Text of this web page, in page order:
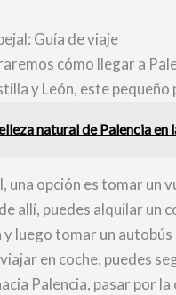
Guía de viaje
cómo llegar a
y León, este
natural de Palencia en
una opción es tomar
allí, puedes alquilar un
luego tomar un
en coche, puedes
Palencia, pasar por